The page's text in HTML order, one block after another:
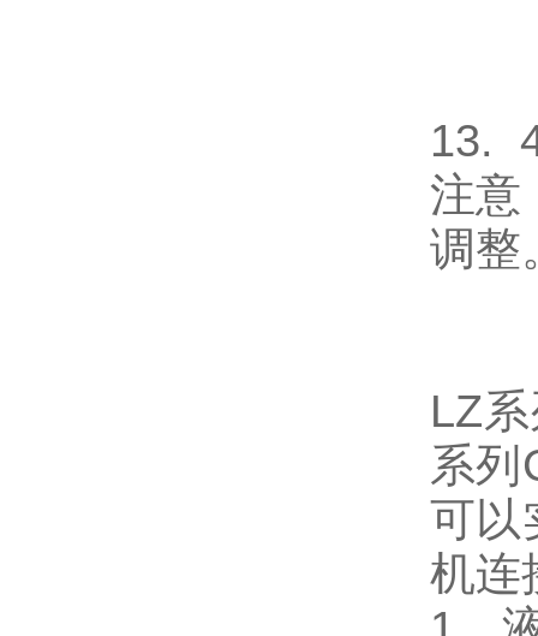
13.
注意
调整
LZ
系列
可以
机连